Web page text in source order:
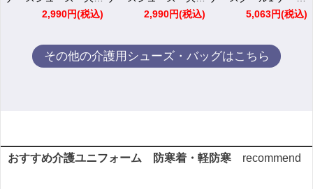
2,990円(税込)
2,990円(税込)
5,063円(税込)
その他の介護用シューズ・バッグはこちら
おすすめ介護ユニフォーム 防寒着・軽防寒 recommend